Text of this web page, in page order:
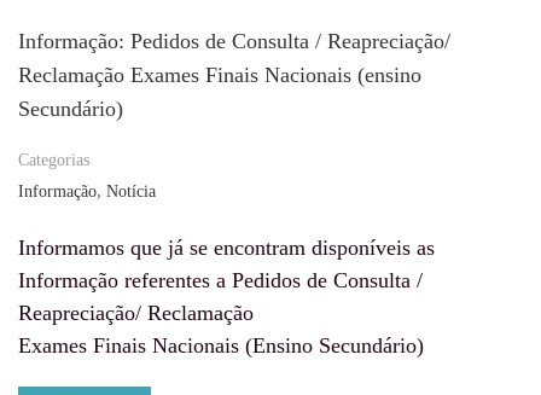
Informação: Pedidos de Consulta / Reapreciação/
Reclamação Exames Finais Nacionais (ensino
Secundário)
Categorias
Informação, Notícia
Informamos que já se encontram disponíveis as
Informação referentes a Pedidos de Consulta /
Reapreciação/ Reclamação
Exames Finais Nacionais (Ensino Secundário)